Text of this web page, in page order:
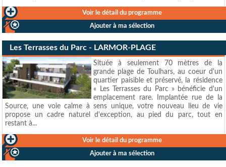
Voir le détail du programme
Ajouter à ma sélection
Les Terrasses du Parc - LARMOR-PLAGE
Située à seulement 70 mètres de la
grande plage de Toulhars, au coeur d'un
quartier paisible et préservé, la résidence
« Les Terrasses du Parc » bénéficie d'un
emplacement rare. Implantée rue de la
Source, une voie calme à sens unique, votre nouveau lieu de vie
propose un cadre naturel d'exception, au pied du parc, tout en
restant à...
Voir le détail du programme
Ajouter à ma sélection